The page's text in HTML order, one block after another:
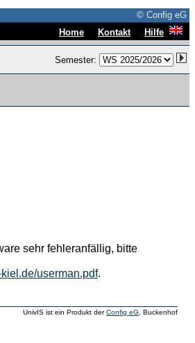
© Config eG
Home Kontakt Hilfe
Semester:
sehr fehleranfällig, bitte
userman.pdf.
UnivIS ist ein Produkt derConfig eG , Buckenhof